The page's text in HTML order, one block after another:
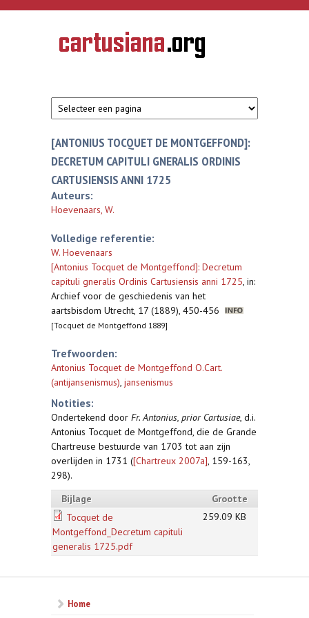
Overslaan en naar de inhoud gaan
CARTUSIANA
Geschiedenis
van de
[ANTONIUS TOCQUET DE MONTGEFFOND]:
DECRETUM CAPITULI GNERALIS ORDINIS
CARTUSIENSIS ANNI 1725
Auteurs:
Hoevenaars, W.
Volledige referentie:
W. Hoevenaars
[Antonius Tocquet de Montgeffond]: Decretum
capituli gneralis Ordinis Cartusiensis anni 1725, in:
Archief voor de geschiedenis van het
aartsbisdom Utrecht, 17 (1889), 450-456
[Tocquet de Montgeffond 1889]
Trefwoorden:
Antonius Tocquet de Montgeffond O.Cart.
(antijansenismus), jansenismus
Notities:
Ondertekend door Fr. Antonius, prior Cartusiae, d.i.
Antonius Tocquet de Montgeffond, die de Grande
Chartreuse bestuurde van 1703 tot aan zijn
overlijden in 1731 ([Chartreux 2007a], 159-163,
298).
Bijlage
Grootte
Tocquet de
Montgeffond_Decretum capituli
generalis 1725.pdf
259.09 KB
Home